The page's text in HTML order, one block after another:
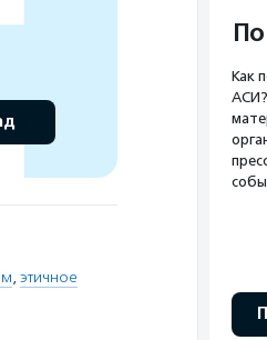
, этичное
Как